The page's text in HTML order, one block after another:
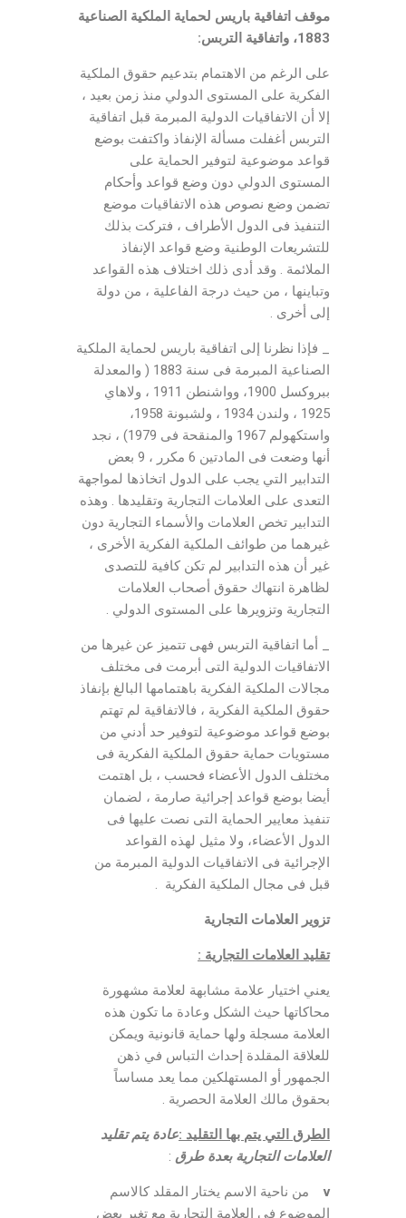
موقف اتفاقية باريس لحماية الملكية الصناعية
1883، واتفاقية التربس:
على الرغم من الاهتمام بتدعيم حقوق الملكية
الفكرية على المستوى الدولي منذ زمن بعيد ،
إلا أن الاتفاقيات الدولية المبرمة قبل اتفاقية
التربس أغفلت مسألة الإنفاذ واكتفت بوضع
قواعد موضوعية لتوفير الحماية على
المستوى الدولي دون وضع قواعد وأحكام
تضمن وضع نصوص هذه الاتفاقيات موضع
التنفيذ فى الدول الأطراف ، فتركت بذلك
للتشريعات الوطنية وضع قواعد الإنفاذ
الملائمة . وقد أدى ذلك اختلاف هذه القواعد
وتباينها ، من حيث درجة الفاعلية ، من دولة
إلى أخرى .
_ فإذا نظرنا إلى اتفاقية باريس لحماية الملكية
الصناعية المبرمة فى سنة 1883 ( والمعدلة
ببروكسل 1900، وواشنطن 1911 ، ولاهاي
1925 ، ولندن 1934 ، ولشبونة 1958،
واستكهولم 1967 والمنقحة فى 1979) ، نجد
أنها وضعت فى المادتين 6 مكرر ، 9 بعض
التدابير التي يجب على الدول اتخاذها لمواجهة
التعدى على العلامات التجارية وتقليدها . وهذه
التدابير تخص العلامات والأسماء التجارية دون
غيرهما من طوائف الملكية الفكرية الأخرى ،
غير أن هذه التدابير لم تكن كافية للتصدى
لظاهرة انتهاك حقوق أصحاب العلامات
التجارية وتزويرها على المستوى الدولي .
_ أما اتفاقية التربس فهى تتميز عن غيرها من
الاتفاقيات الدولية التى أبرمت فى مختلف
مجالات الملكية الفكرية باهتمامها البالغ بإنفاذ
حقوق الملكية الفكرية ، فالاتفاقية لم تهتم
بوضع قواعد موضوعية لتوفير حد أدني من
مستويات حماية حقوق الملكية الفكرية فى
مختلف الدول الأعضاء فحسب ، بل اهتمت
أيضا بوضع قواعد إجرائية صارمة ، لضمان
تنفيذ معايير الحماية التى نصت عليها فى
الدول الأعضاء، ولا مثيل لهذه القواعد
الإجرائية فى الاتفاقيات الدولية المبرمة من
قبل فى مجال الملكية الفكرية .
تزوير العلامات التجارية
تقليد العلامات التجارية :
يعني اختيار علامة مشابهة لعلامة مشهورة
محاكاتها حيث الشكل وعادة ما تكون هذه
العلامة مسجلة ولها حماية قانونية ويمكن
للعلاقة المقلدة إحداث التباس في ذهن
الجمهور أو المستهلكين مما يعد مساساً
بحقوق مالك العلامة الحصرية .
الطرق التي يتم بها التقليد :عادة يتم تقليد
العلامات التجارية بعدة طرق :
v
من ناحية الاسم يختار المقلد كالاسم
الموضوع في العلامة التجارية مع تغير بعض